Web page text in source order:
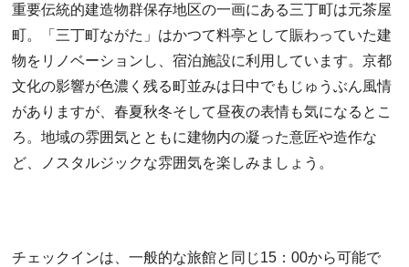
重要伝統的建造物群保存地区の一画にある三丁町は元茶屋
町。「三丁町ながた」はかつて料亭として賑わっていた建
物をリノベーションし、宿泊施設に利用しています。京都
文化の影響が色濃く残る町並みは日中でもじゅうぶん風情
がありますが、春夏秋冬そして昼夜の表情も気になるとこ
ろ。地域の雰囲気とともに建物内の凝った意匠や造作な
ど、ノスタルジックな雰囲気を楽しみましょう。
チェックインは、一般的な旅館と同じ15：00から可能で